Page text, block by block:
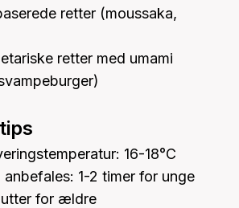
retter (moussaka,
retter med umami
16-18°C
anbefales: 1-2 timer for unge
for ældre